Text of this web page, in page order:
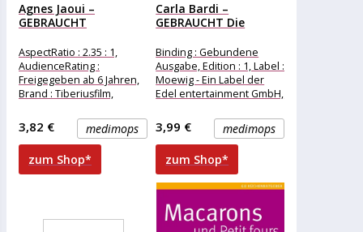
Agnes Jaoui –
GEBRAUCHT
Macarons...
AspectRatio : 2.35 : 1,
AudienceRating :
Freigegeben ab 6 Jahren,
Brand : Tiberiusfilm,
Standard
medimops
3,82 €
zum Shop*
Carla Bardi –
GEBRAUCHT Die
Binding : Gebundene
Ausgabe, Edition : 1, Label :
Moewig - Ein Label der
Edel entertainment GmbH,
medimops
3,99 €
zum Shop*